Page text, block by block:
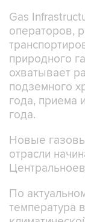
Gas
операторов,
природного
охватывает
подземного
года, приема
года.
Новые
отрасли
По
температура